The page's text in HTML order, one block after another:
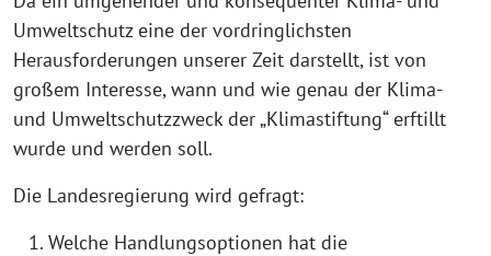
Umweltschutz eine der vordringlichsten
Herausforderungen unserer Zeit darstellt, ist von
großem Interesse, wann und wie genau der Klima-
und Umweltschutzzweck der „Klimastiftung“ erftillt
wurde und werden soll.
Die Landesregierung wird gefragt:
Welche Handlungsoptionen hat die